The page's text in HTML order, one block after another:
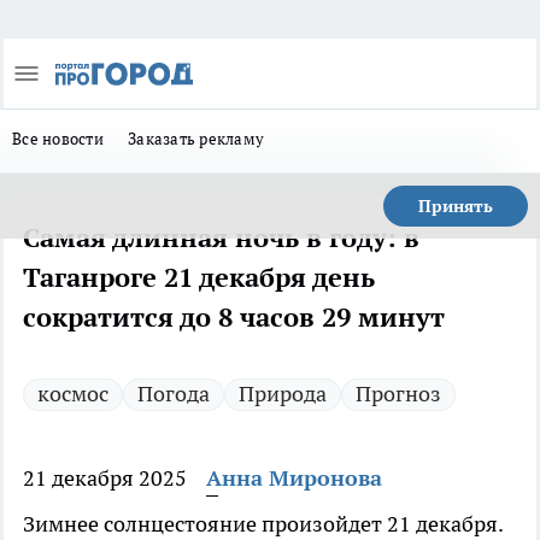
Все новости Заказать рекламу
Принять
Самая длинная ночь в году: в
Таганроге 21 декабря день
сократится до 8 часов 29 минут
космос Погода Природа Прогноз
21 декабря 2025
Анна Миронова
Зимнее солнцестояние произойдет 21 декабря.